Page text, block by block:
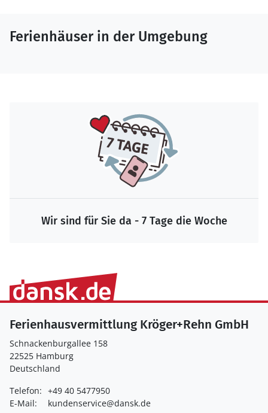
Ferienhäuser in der Umgebung
Wir sind für Sie da - 7 Tage die Woche
Ferienhausvermittlung Kröger+Rehn GmbH
Schnackenburgallee 158
22525 Hamburg
Deutschland
Telefon: +49 40 5477950
E-Mail:
kundenservice@dansk.de